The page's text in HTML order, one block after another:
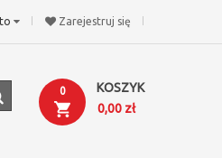
Zarejestruj się
KOSZYK
0
0,00 zł